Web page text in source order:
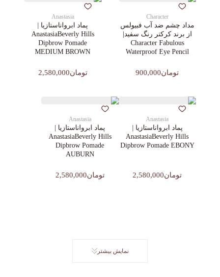
Character
مداد چشم ضد آب فبیولس
از برند کرکتر رنگ سفید|
Character Fabulous
Waterproof Eye Pencil
تومان900,000
Anastasia
پماد ابرواناستازیا |
AnastasiaBeverly Hills
Dipbrow Pomade
MEDIUM BROWN
تومان2,580,000
Anastasia
پماد ابرواناستازیا |
AnastasiaBeverly Hills
Dipbrow Pomade EBONY
تومان2,580,000
Anastasia
پماد ابرواناستازیا |
AnastasiaBeverly Hills
Dipbrow Pomade
AUBURN
تومان2,580,000
نمایش بیشتر